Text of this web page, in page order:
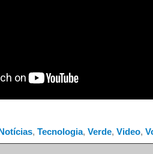
, Tecnologia, Verde, Video,